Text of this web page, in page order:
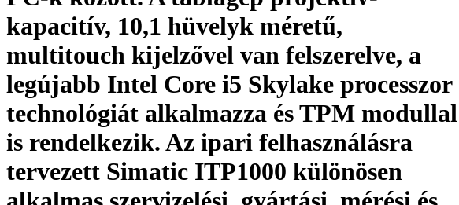
kapacitív, 10,1 hüvelyk méretű,
multitouch kijelzővel van felszerelve, a
legújabb Intel Core i5 Skylake processzor
technológiát alkalmazza és TPM modullal
is rendelkezik. Az ipari felhasználásra
tervezett Simatic ITP1000 különösen